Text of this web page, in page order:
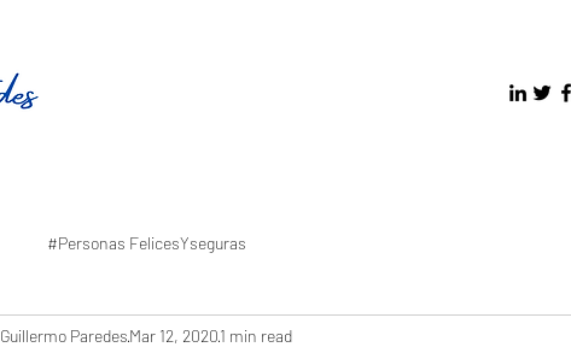
#Personas FelicesYseguras
Guillermo ParedesMar 12, 20201 min read